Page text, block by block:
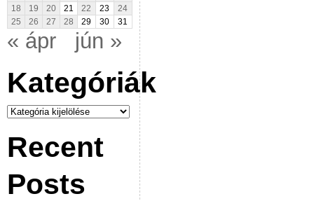
18
19 20 21 22 23
24
25
26 27 28 29 30 31
« ápr jún »
Kategóriák
Kategóriák
Recent
Posts